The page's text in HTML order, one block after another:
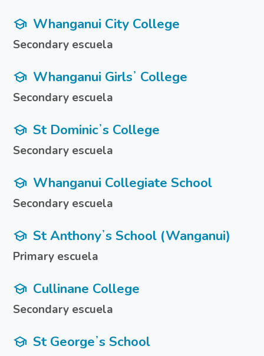
school Whanganui City College
Secondary escuela
school Whanganui Girlsʼ College
Secondary escuela
school St Dominicʼs College
Secondary escuela
school Whanganui Collegiate School
Secondary escuela
school St Anthonyʼs School (Wanganui)
Primary escuela
school Cullinane College
Secondary escuela
school St Georgeʼs School